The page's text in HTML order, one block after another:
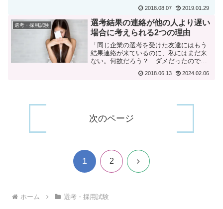
が行われていて、それで落とされるとい
うことも事実としてあります。では、SPI
ができない...
2018.08.07 2019.01.29
選考・採用試験
選考結果の連絡が他の人より遅い
場合に考えられる2つの理由
「同じ企業の選考を受けた友達にはもう
結果連絡が来ているのに、私にはまだ来
ない。何故だろう？ ダメだったのでし
です。【選考結果の連絡が遅い理由】1.
2018.06.13 2024.02.06
次のページ
1 2 次
ホーム 選考・採用試験